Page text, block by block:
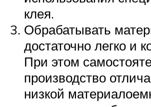
клея.
Обрабатывать
достаточно легко и
При этом
производство
низкой